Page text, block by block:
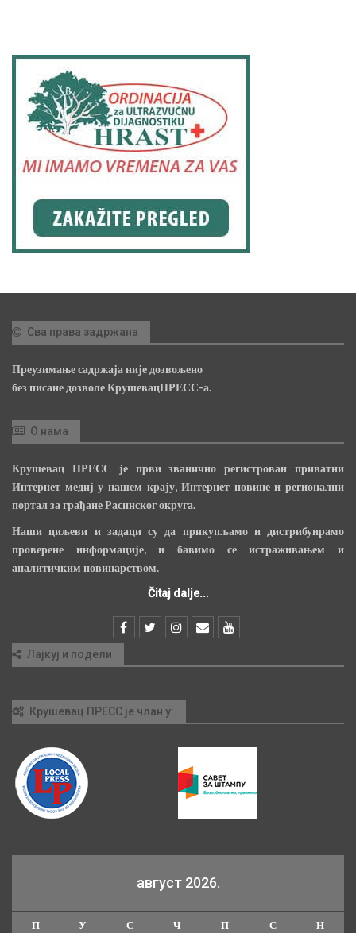
Сва права задржана
Преузимање садржаја није дозвољено
без писане дозволе КрушевацПРЕСС-а.
О нама
Крушевац ПРЕСС је први званично регистрован приватни
Интернет медиј у нашем крају, Интернет новине и регионални
портал за грађане Расинског округа.
Наши циљеви и задаци су да прикупљамо и дистрибуирамо
проверене информације, и бавимо се истраживањем и
аналитичким новинарством.
Čitaj dalje...
Лајкуј и подели
Крушевац ПРЕСС је члан у:
август 2026.
П У С Ч П С Н